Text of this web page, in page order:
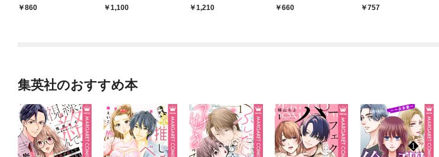
860
1,100
幸せを掴むことにしま
1,210 660
757
集英社のおすすめ本